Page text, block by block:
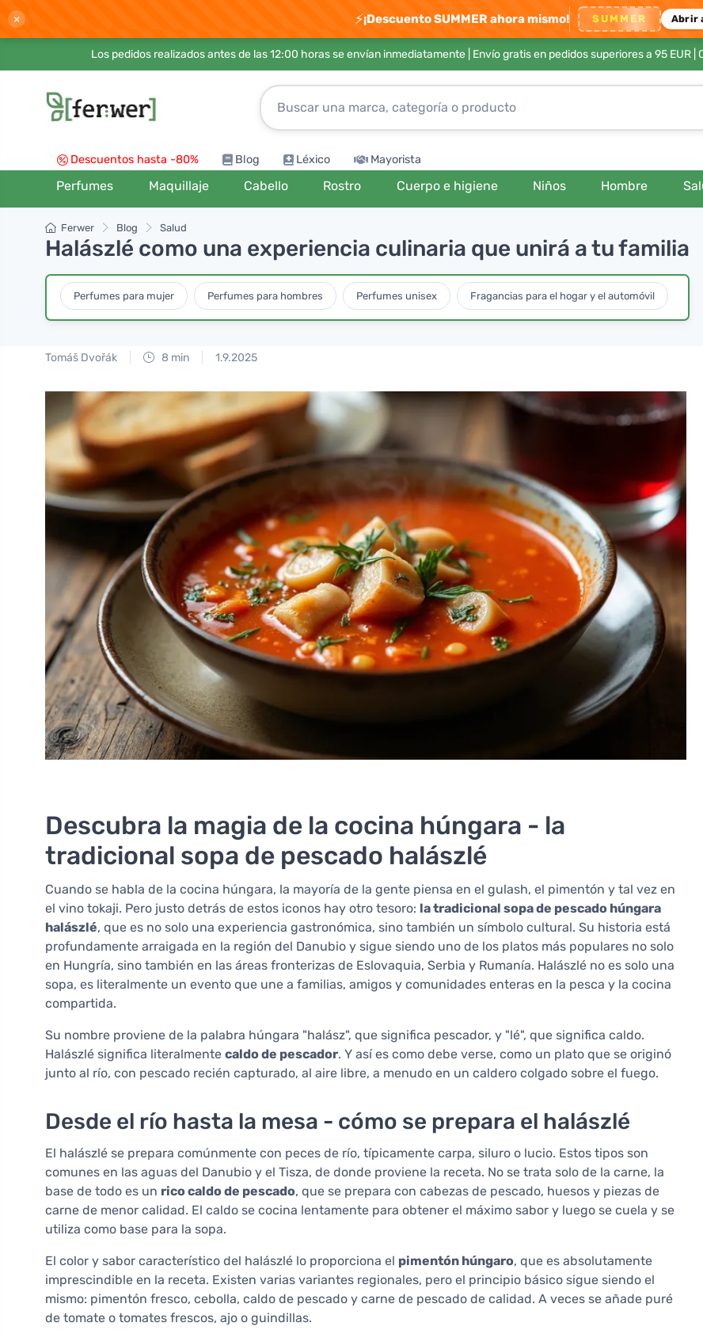
× ⚡¡Descuento SUMMER ahora mismo! SUMMER Abrir
Los pedidos realizados antes de las 12:00 horas se envían inmediatamente | Envío gratis en pedidos superiores a 95 EUR|
Descuentos hasta -80% Blog Léxico Mayorista
Perfumes Maquillaje Cabello Rostro Cuerpo e higiene Niños Hombre
Ferwer Blog Salud
Halászlé como una experiencia culinaria que unirá a tu familia
Perfumes para mujer Perfumes para hombres Perfumes unisex Fragancias para el hogar y el automóvil
Tomáš Dvořák 8 min 1.9.2025
Descubra la magia de la cocina húngara - la
tradicional sopa de pescado halászlé
Cuando se habla de la cocina húngara, la mayoría de la gente piensa en el gulash, el pimentón y tal vez en
el vino tokaji. Pero justo detrás de estos iconos hay otro tesoro: la tradicional sopa de pescado húngara
halászlé, que es no solo una experiencia gastronómica, sino también un símbolo cultural. Su historia está
profundamente arraigada en la región del Danubio y sigue siendo uno de los platos más populares no solo
en Hungría, sino también en las áreas fronterizas de Eslovaquia, Serbia y Rumanía. Halászlé no es solo una
sopa, es literalmente un evento que une a familias, amigos y comunidades enteras en la pesca y la cocina
compartida.
Su nombre proviene de la palabra húngara "halász", que significa pescador, y "lé", que significa caldo.
Halászlé significa literalmente caldo de pescador. Y así es como debe verse, como un plato que se originó
junto al río, con pescado recién capturado, al aire libre, a menudo en un caldero colgado sobre el fuego.
Desde el río hasta la mesa - cómo se prepara el halászlé
El halászlé se prepara comúnmente con peces de río, típicamente carpa, siluro o lucio. Estos tipos son
comunes en las aguas del Danubio y el Tisza, de donde proviene la receta. No se trata solo de la carne, la
base de todo es un rico caldo de pescado, que se prepara con cabezas de pescado, huesos y piezas de
carne de menor calidad. El caldo se cocina lentamente para obtener el máximo sabor y luego se cuela y se
utiliza como base para la sopa.
El color y sabor característico del halászlé lo proporciona el pimentón húngaro, que es absolutamente
imprescindible en la receta. Existen varias variantes regionales, pero el principio básico sigue siendo el
mismo: pimentón fresco, cebolla, caldo de pescado y carne de pescado de calidad. A veces se añade puré
de tomate o tomates frescos, ajo o guindillas.